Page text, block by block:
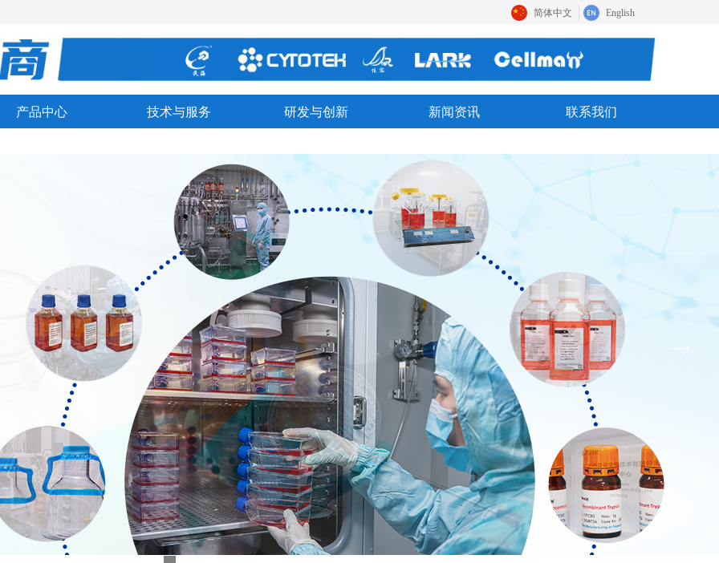
产品中心 技术与服务 研发与创新 新闻资讯 联系我们
简体中文 English